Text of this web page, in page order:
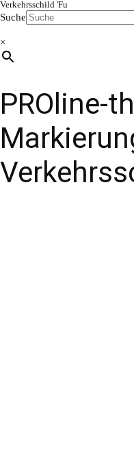
Verkehrsschild 'Fu
Suche
×
PROline-